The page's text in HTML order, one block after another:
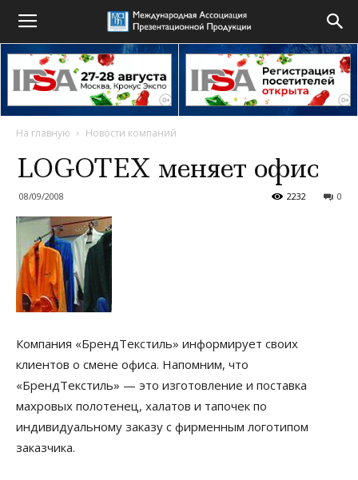
На главную Новости компаний
LOGOTEX меняет офис
08/09/2008 0
2232
Компания «БрендТекстиль» информирует своих
клиентов о смене офиса. Напомним, что
«БрендТекстиль» — это изготовление и поставка
махровых полотенец, халатов и тапочек по
индивидуальному заказу с фирменным логотипом
заказчика.